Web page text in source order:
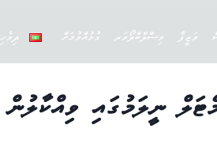
ވަޒީފާ ވިސްލްބްލޯވަރ ގުޅުއްވުމަށް ދިވެހި
ނީލަމުގައި ވިއްކާލުން